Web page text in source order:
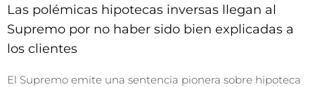
Las polémicas hipotecas inversas llegan al
Supremo por no haber sido bien explicadas a
los clientes
El Supremo emite una sentencia pionera sobre hipoteca